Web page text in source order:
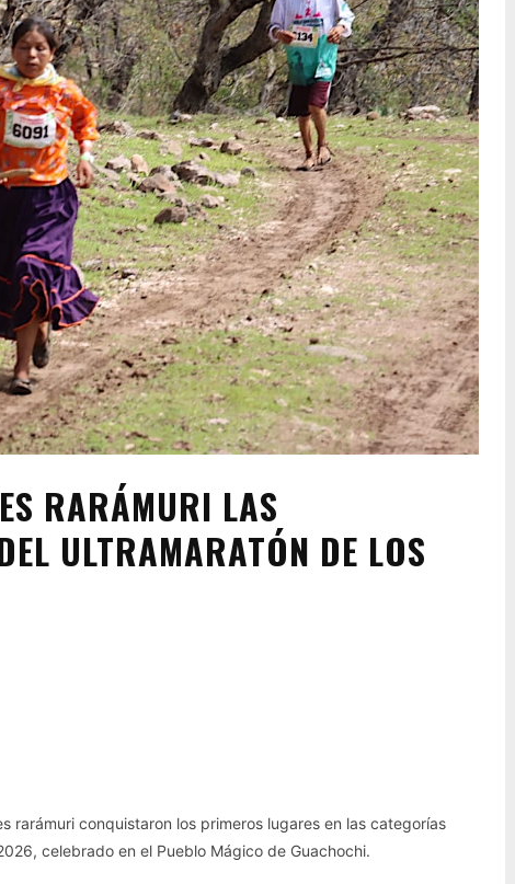
RARÁMURI LAS
ULTRAMARATÓN DE LOS
rarámuri conquistaron los primeros lugares en las categorías
celebrado en el Pueblo Mágico de Guachochi.